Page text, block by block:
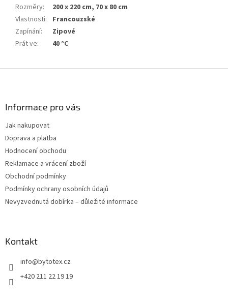
Rozměry:
200 x 220 cm, 70 x 80 cm
Vlastnosti:
Francouzské
Zapínání:
Zipové
Prát ve: 40 °C
Informace pro vás
Jak nakupovat
Doprava a platba
Hodnocení obchodu
Reklamace a vrácení zboží
Obchodní podmínky
Podmínky ochrany osobních údajů
Nevyzvednutá dobírka – důležité informace
Kontakt
info@bytotex.cz
+420 211 22 19 19